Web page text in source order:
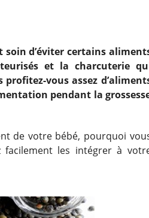
soin d’éviter certains
et la charcuterie
vous assez
pendant la
de votre bébé, pourquoi
facilement les intégrer à